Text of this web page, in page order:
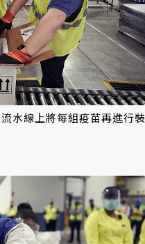
水線上將每組疫苗再進行裝